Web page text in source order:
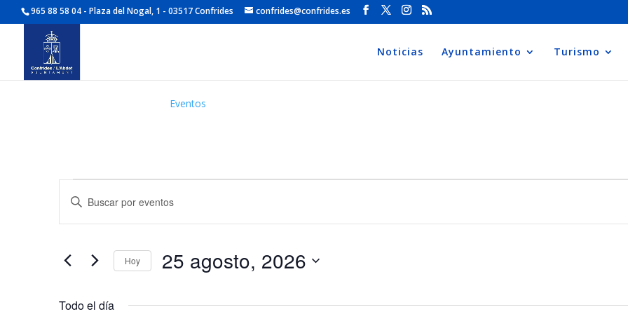
965 88 58 04 - Plaza del Nogal, 1 - 03517 Confrides confrides@confrides.es
Noticias Ayuntamiento Turismo
Eventos
Eventos
en
25
agosto,
2026
Navegación
de
búsqueda
vistas
Eventos
Introduce
palabra
Busca
la
Hoy 25 agosto, 2026
Todo el día